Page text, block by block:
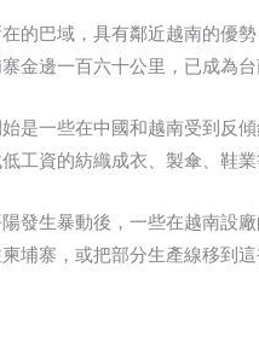
的巴域，具有鄰近越南的優
金邊一百六十公里，已成為台
是一些在中國和越南受到反
工資的紡織成衣、製傘、鞋
陽發生暴動後，一些在越南設
埔寨，或把部分生產線移到